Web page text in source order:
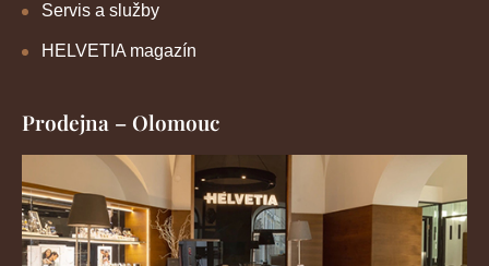
Servis a služby
HELVETIA magazín
Prodejna – Olomouc